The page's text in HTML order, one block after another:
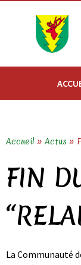
Accueil » Actus »
FIN
La Communauté